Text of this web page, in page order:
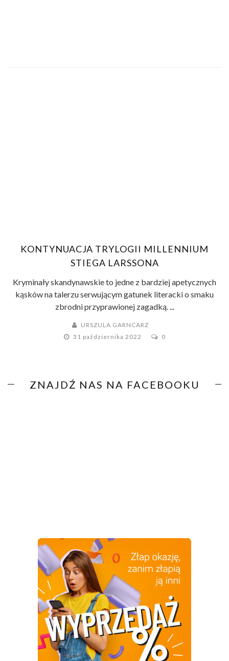
KONTYNUACJA TRYLOGII MILLENNIUM
STIEGA LARSSONA
Kryminały skandynawskie to jedne z bardziej apetycznych
kąsków na talerzu serwującym gatunek literacki o smaku
zbrodni przyprawionej zagadką. ...
URSZULA GARNCARZ
31 października 2022
0
ZNAJDŹ NAS NA FACEBOOKU